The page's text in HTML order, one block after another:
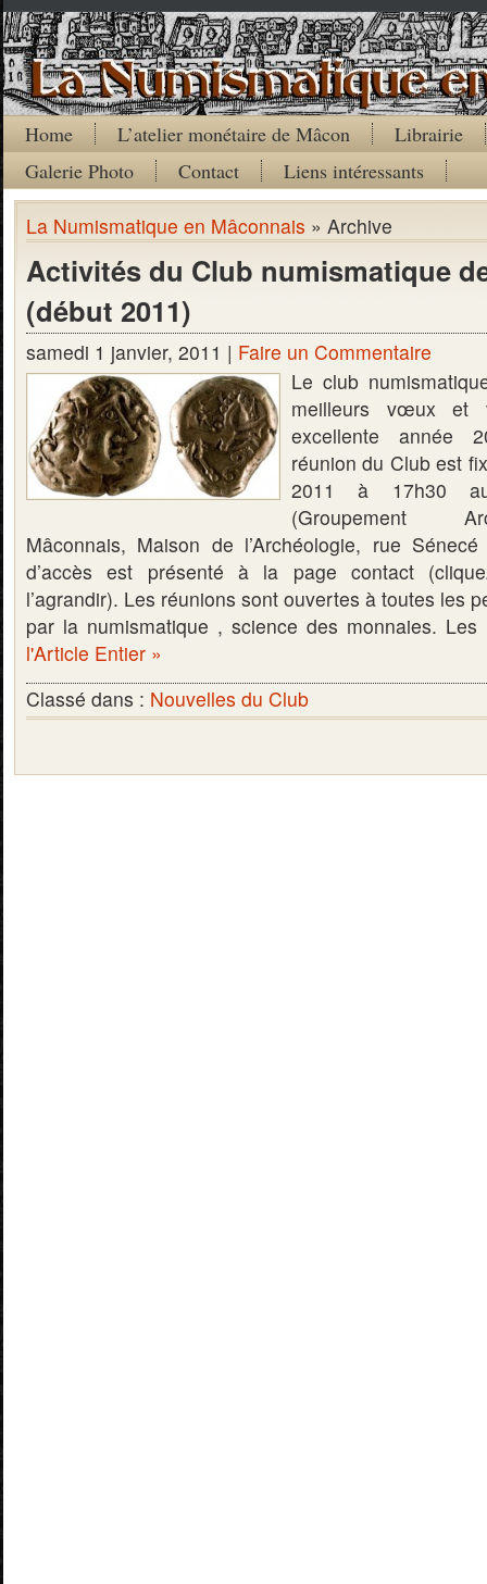
Home L’atelier monétaire de Mâcon
Librairie
Galerie Photo
Contact Liens intéressants
La Numismatique en Mâconnais » Archive
Activités du Club numismatique
(début 2011)
samedi 1 janvier, 2011 | Faire un Commentaire
Le club
meilleurs vœux et
excellente année
réunion du Club est
2011 à 17h30
(Groupement
Mâconnais, Maison de l’Archéologie, rue
d’accès est présenté à la page contact
l’agrandir). Les réunions sont ouvertes à toutes les
par la numismatique , science des monnaies.
l'Article Entier »
Classé dans : Nouvelles du Club